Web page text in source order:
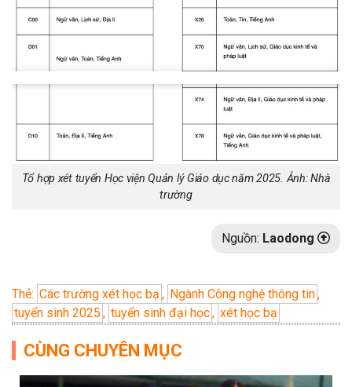
Tổ hợp xét tuyển Học viện Quản lý Giáo dục năm 2025. Ảnh: Nhà
trường
Nguồn: Laodong
Thẻ: Các trường xét học bạ , Ngành Công nghệ thông tin,
tuyển sinh 2025 , tuyển sinh đại học, xét học bạ
CÙNG CHUYÊN MỤC